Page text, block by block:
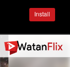
Install